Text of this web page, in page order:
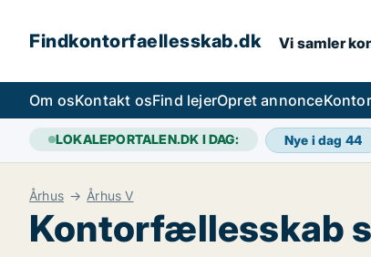
Findkontorfaellesskab.dk Vi samler
Om osKontakt osFind lejerOpret annonce
LOKALEPORTALEN.DK I DAG: Nye i dag 44
Århus Århus V
Kontorfællesskab